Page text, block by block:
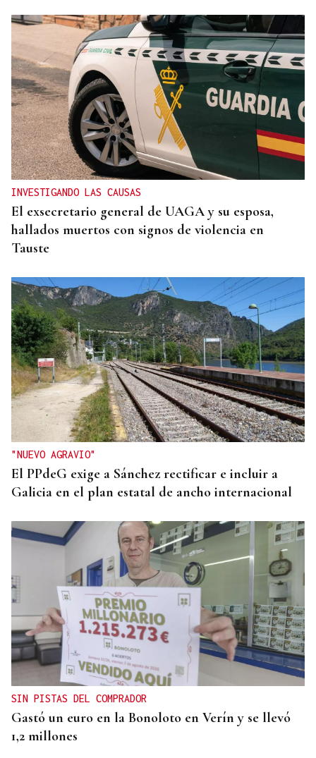
GIRA
El Ballet Folklórico Tupa Marka en gira en España
y Francia
INVESTIGANDO LAS CAUSAS
El exsecretario general de UAGA y su esposa,
hallados muertos con signos de violencia en
Tauste
"NUEVO AGRAVIO"
El PPdeG exige a Sánchez rectificar e incluir a
Galicia en el plan estatal de ancho internacional
SIN PISTAS DEL COMPRADOR
Gastó un euro en la Bonoloto en Verín y se llevó
1,2 millones